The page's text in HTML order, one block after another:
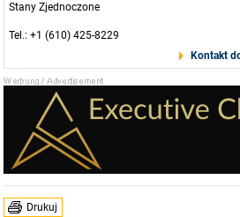
Stany Zjednoczone
Tel.: +1 (610) 425-8229
Kontakt
Drukuj